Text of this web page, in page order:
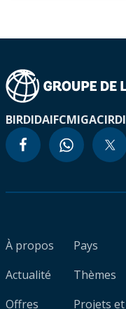
BIRDIDAIFCMIGACIRDI
À propos
Actualité
Offres
Pays
Thèmes
Projets et